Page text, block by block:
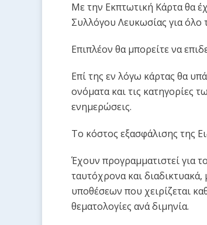
Με την Εκπτωτική Κάρτα θα
Συλλόγου Λευκωσίας για όλο
Επιπλέον θα μπορείτε να
Επί της εν λόγω κάρτας θα
ονόματα και τις κατηγορίες
ενημερώσεις.
Το κόστος εξασφάλισης της
Έχουν προγραμματιστεί για
ταυτόχρονα και
υποθέσεων που χειρίζεται
θεματολογίες ανά διμηνία.